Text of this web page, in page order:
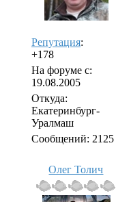
Репутация:
+178
На форуме с:
19.08.2005
Откуда:
Екатеринбург-
Уралмаш
Сообщений: 2125
Олег Толич